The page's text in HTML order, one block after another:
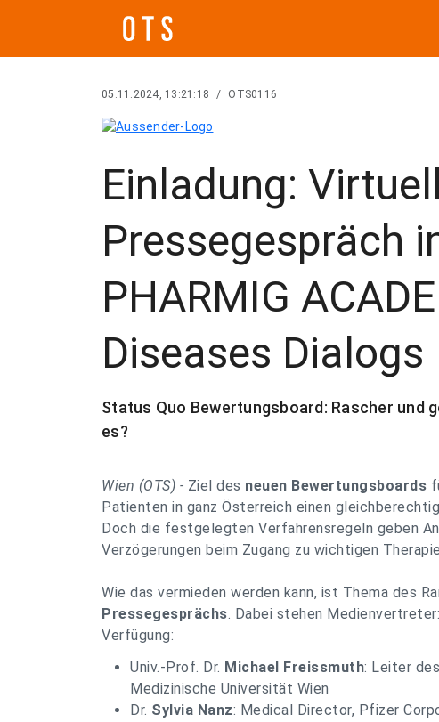
05.11.2024, 13:21:18 / OTS0116
Einladung:
Pressegespräch
PHARMIG
Diseases Dialogs
Status Quo Bewertungsboard: Rascher und
es?
Wien (OTS) - Ziel des neuen Bewertungsboards
Patienten in ganz Österreich einen
Doch die festgelegten Verfahrensregeln geben
Verzögerungen beim Zugang zu wichtigen
Wie das vermieden werden kann, ist Thema des
Pressegesprächs. Dabei stehen
Verfügung:
Univ.-Prof. Dr. Michael Freissmuth: Leiter
Medizinische Universität Wien
Dr. Sylvia Nanz: Medical Director, Pfizer